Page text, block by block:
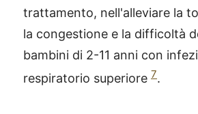
trattamento, nell'alleviare la
la congestione e la difficoltà
bambini di 2-11 anni con
respiratorio superiore 7.